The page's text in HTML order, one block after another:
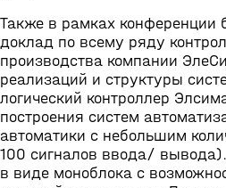
Также в рамках конференции
доклад по всему ряду
производства компании
реализаций и структуры
логический контроллер
построения систем
автоматики с небольшим
100 сигналов ввода/
в виде моноблока с